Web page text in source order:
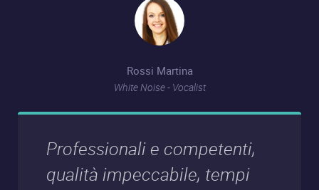
Rossi Martina
White Noise - Vocalist
Professionali e competenti,
qualità impeccabile, tempi